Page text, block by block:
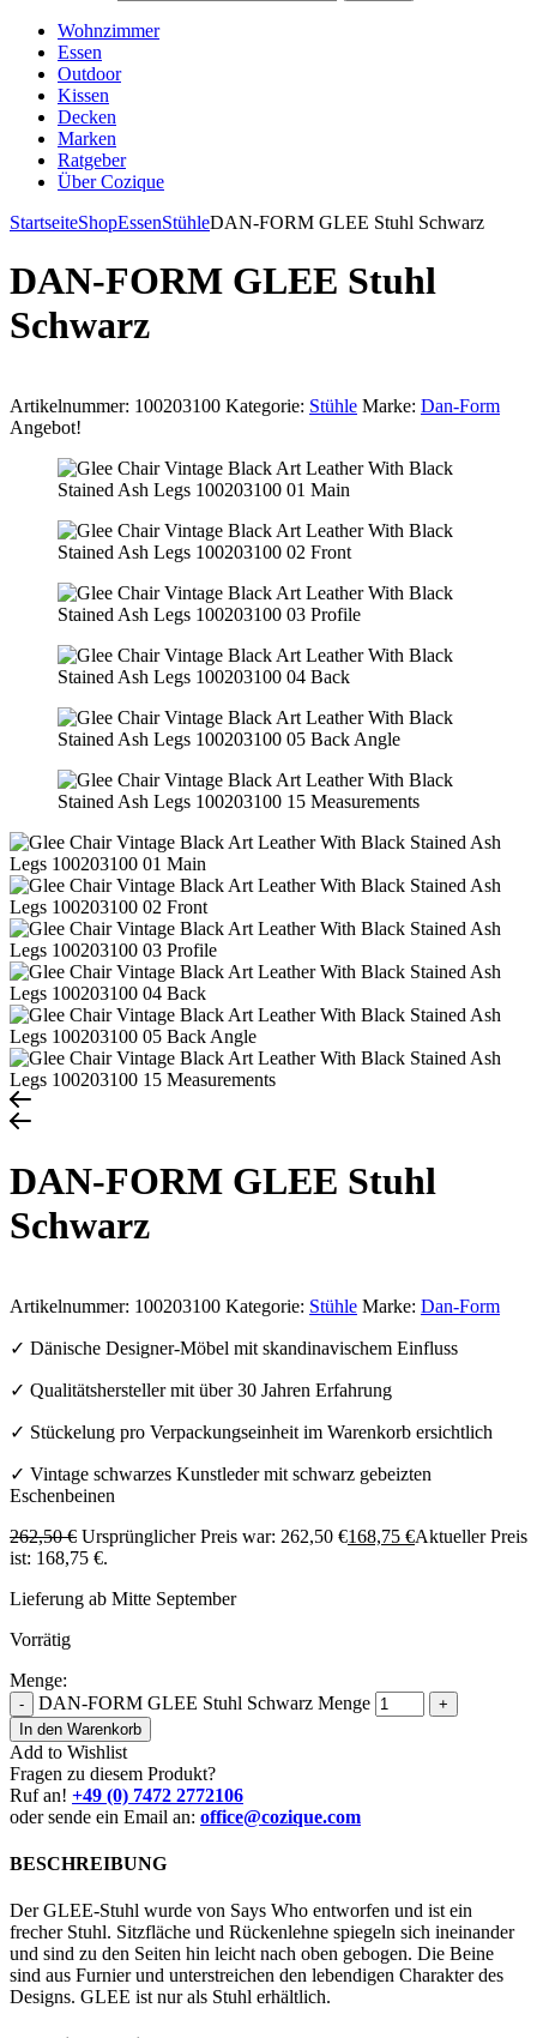
Wohnzimmer
Essen
Outdoor
Kissen
Decken
Marken
Ratgeber
Über Cozique
StartseiteShopEssenStühleDAN-FORM GLEE Stuhl Schwarz
DAN-FORM GLEE Stuhl
Schwarz
Artikelnummer: 100203100 Kategorie: Stühle Marke: Dan-Form
Angebot!
DAN-FORM GLEE Stuhl
Schwarz
Artikelnummer: 100203100 Kategorie: Stühle Marke: Dan-Form
✓ Dänische Designer-Möbel mit skandinavischem Einfluss
✓ Qualitätshersteller mit über 30 Jahren Erfahrung
✓ Stückelung pro Verpackungseinheit im Warenkorb ersichtlich
✓ Vintage schwarzes Kunstleder mit schwarz gebeizten
Eschenbeinen
262,50€ Ursprünglicher Preis war: 262,50 €168,75 €Aktueller Preis
ist: 168,75 €.
Lieferung ab Mitte September
Vorrätig
Menge:
- DAN-FORM GLEE Stuhl Schwarz Menge
+
In den Warenkorb
Add to Wishlist
Fragen zu diesem Produkt?
Ruf an! +49 (0) 7472 2772106
oder sende ein Email an: office@cozique.com
BESCHREIBUNG
Der GLEE-Stuhl wurde von Says Who entworfen und ist ein
frecher Stuhl. Sitzfläche und Rückenlehne spiegeln sich ineinander
und sind zu den Seiten hin leicht nach oben gebogen. Die Beine
sind aus Furnier und unterstreichen den lebendigen Charakter des
Designs. GLEE ist nur als Stuhl erhältlich.